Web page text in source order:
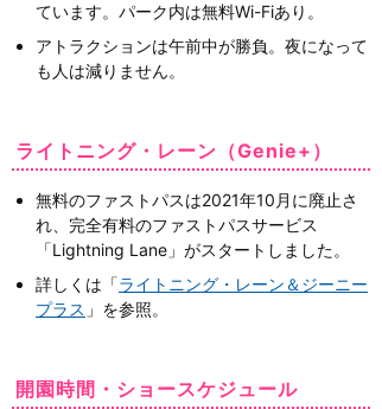
ています。パーク内は無料Wi-Fiあり。
アトラクションは午前中が勝負。夜になって
も人は減りません。
ライトニング・レーン（Genie+）
無料のファストパスは2021年10月に廃止さ
れ、完全有料のファストパスサービス
「Lightning Lane」がスタートしました。
詳しくは「ライトニング・レーン＆ジーニー
プラス 」を参照。
開園時間・ショースケジュール